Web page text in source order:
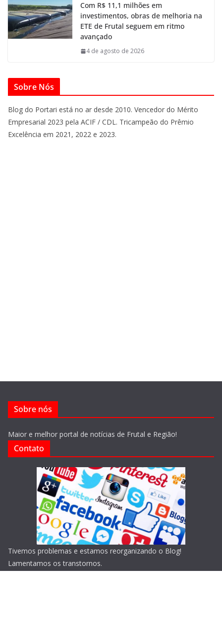
Com R$ 11,1 milhões em
investimentos, obras de melhoria na
ETE de Frutal seguem em ritmo
avançado
4 de agosto de 2026
Sobre Nós
Blog do Portari está no ar desde 2010. Vencedor do Mérito
Empresarial 2023 pela ACIF / CDL. Tricampeão do Prêmio
Excelência em 2021, 2022 e 2023.
Sobre nós
Maior e melhor portal de notícias de Frutal e Região!
Contato
Tivemos problemas e estamos reorganizando o Blog!
Lamentamos os transtornos.